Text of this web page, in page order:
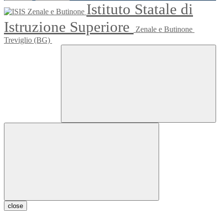
Istituto Statale di
Istruzione Superiore
Zenale e Butinone
Treviglio (BG)
close